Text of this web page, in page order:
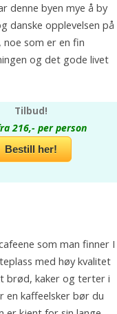
denne byen mye å by
danske opplevelsen på
som er en fin
og det gode livet
Tilbud!
216,- per person
Bestill her!
som man finner I
med høy kvalitet
brød, kaker og terter i
en kaffeelsker bør du